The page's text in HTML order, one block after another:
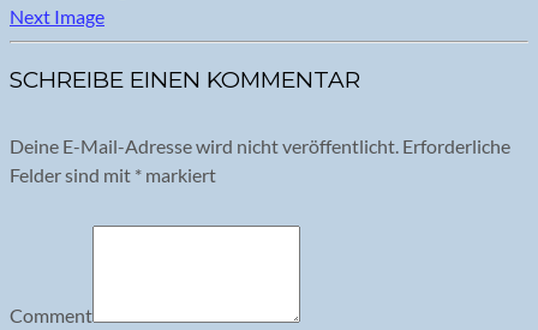
Next Image
SCHREIBE EINEN KOMMENTAR
Deine E-Mail-Adresse wird nicht veröffentlicht. Erforderliche
Felder sind mit * markiert
Comment